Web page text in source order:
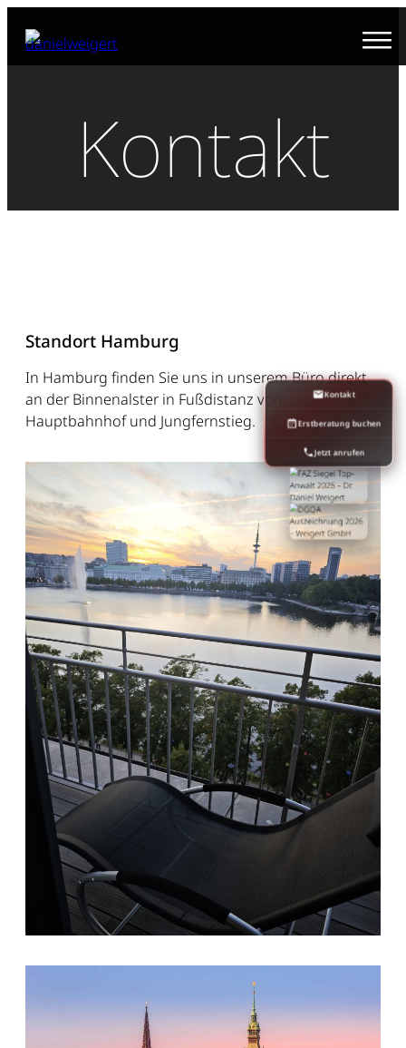
Inhalt
springen
Kontakt
Standort Hamburg
In Hamburg finden Sie uns in unserem Büro direkt
an der Binnenalster in Fußdistanz von
Hauptbahnhof und Jungfernstieg.
Kontakt
Erstberatung buchen
Jetzt anrufen